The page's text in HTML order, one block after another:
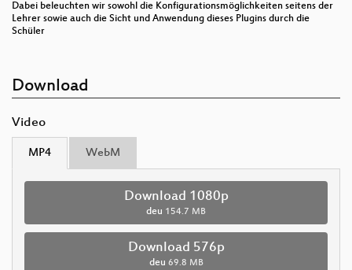
Dabei beleuchten wir sowohl die Konfigurationsmöglichkeiten seitens der
Lehrer sowie auch die Sicht und Anwendung dieses Plugins durch die
Schüler
Download
Video
MP4 WebM
Download 1080p
deu 154.7 MB
Download 576p
deu 69.8 MB